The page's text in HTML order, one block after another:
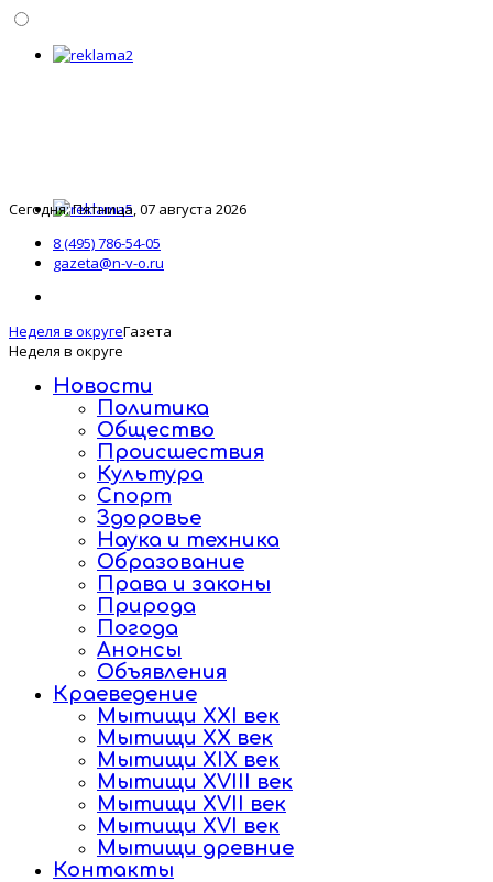
Сегодня: Пятница, 07 августа 2026
8 (495) 786-54-05
gazeta@n-v-o.ru
Неделя в округеГазета
Неделя в округе
Новости
Политика
Общество
Происшествия
Культура
Спорт
Здоровье
Наука и техника
Образование
Права и законы
Природа
Погода
Анонсы
Объявления
Краеведение
Мытищи XXI век
Мытищи XX век
Мытищи XIX век
Мытищи XVIII век
Мытищи XVII век
Мытищи XVI век
Мытищи древние
Контакты